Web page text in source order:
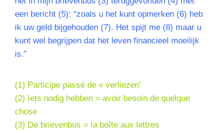
een bericht (5): “zoals u het kunt opmerken (6) heb
ik uw geld bijgehouden (7). Het spijt me (8) maar u
kunt wel begrijpen dat het leven financieel moeilijk
is.”
(1) Participe passé de « verliezen’
(2) Iets nodig hebben = avoir besoin de quelque
chose
(3) De brievenbus = la boîte aux lettres